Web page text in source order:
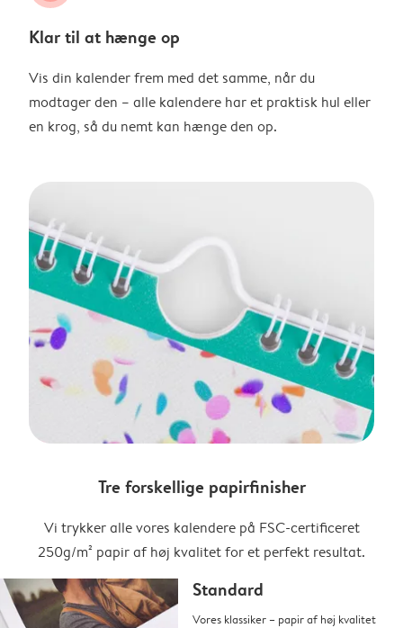
Klar til at hænge op
Vis din kalender frem med det samme, når du
modtager den – alle kalendere har et praktisk hul eller
en krog, så du nemt kan hænge den op.
Tre forskellige papirfinisher
Vi trykker alle vores kalendere på FSC-certificeret
250g/m² papir af høj kvalitet for et perfekt resultat.
Standard
Vores klassiker – papir af høj kvalitet